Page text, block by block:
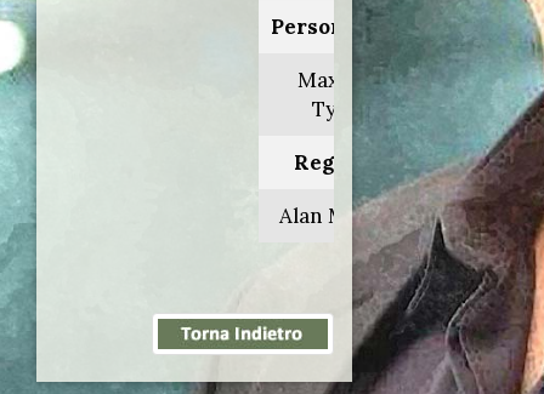
Personaggio:
Maxwell
Tyler
Regia di:
Alan Metter